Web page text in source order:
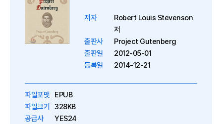
저자
Robert Louis Stevenson
저
출판사
Project Gutenberg
출판일
2012-05-01
등록일
2014-12-21
파일포맷
EPUB
파일크기
328KB
공급사
YES24